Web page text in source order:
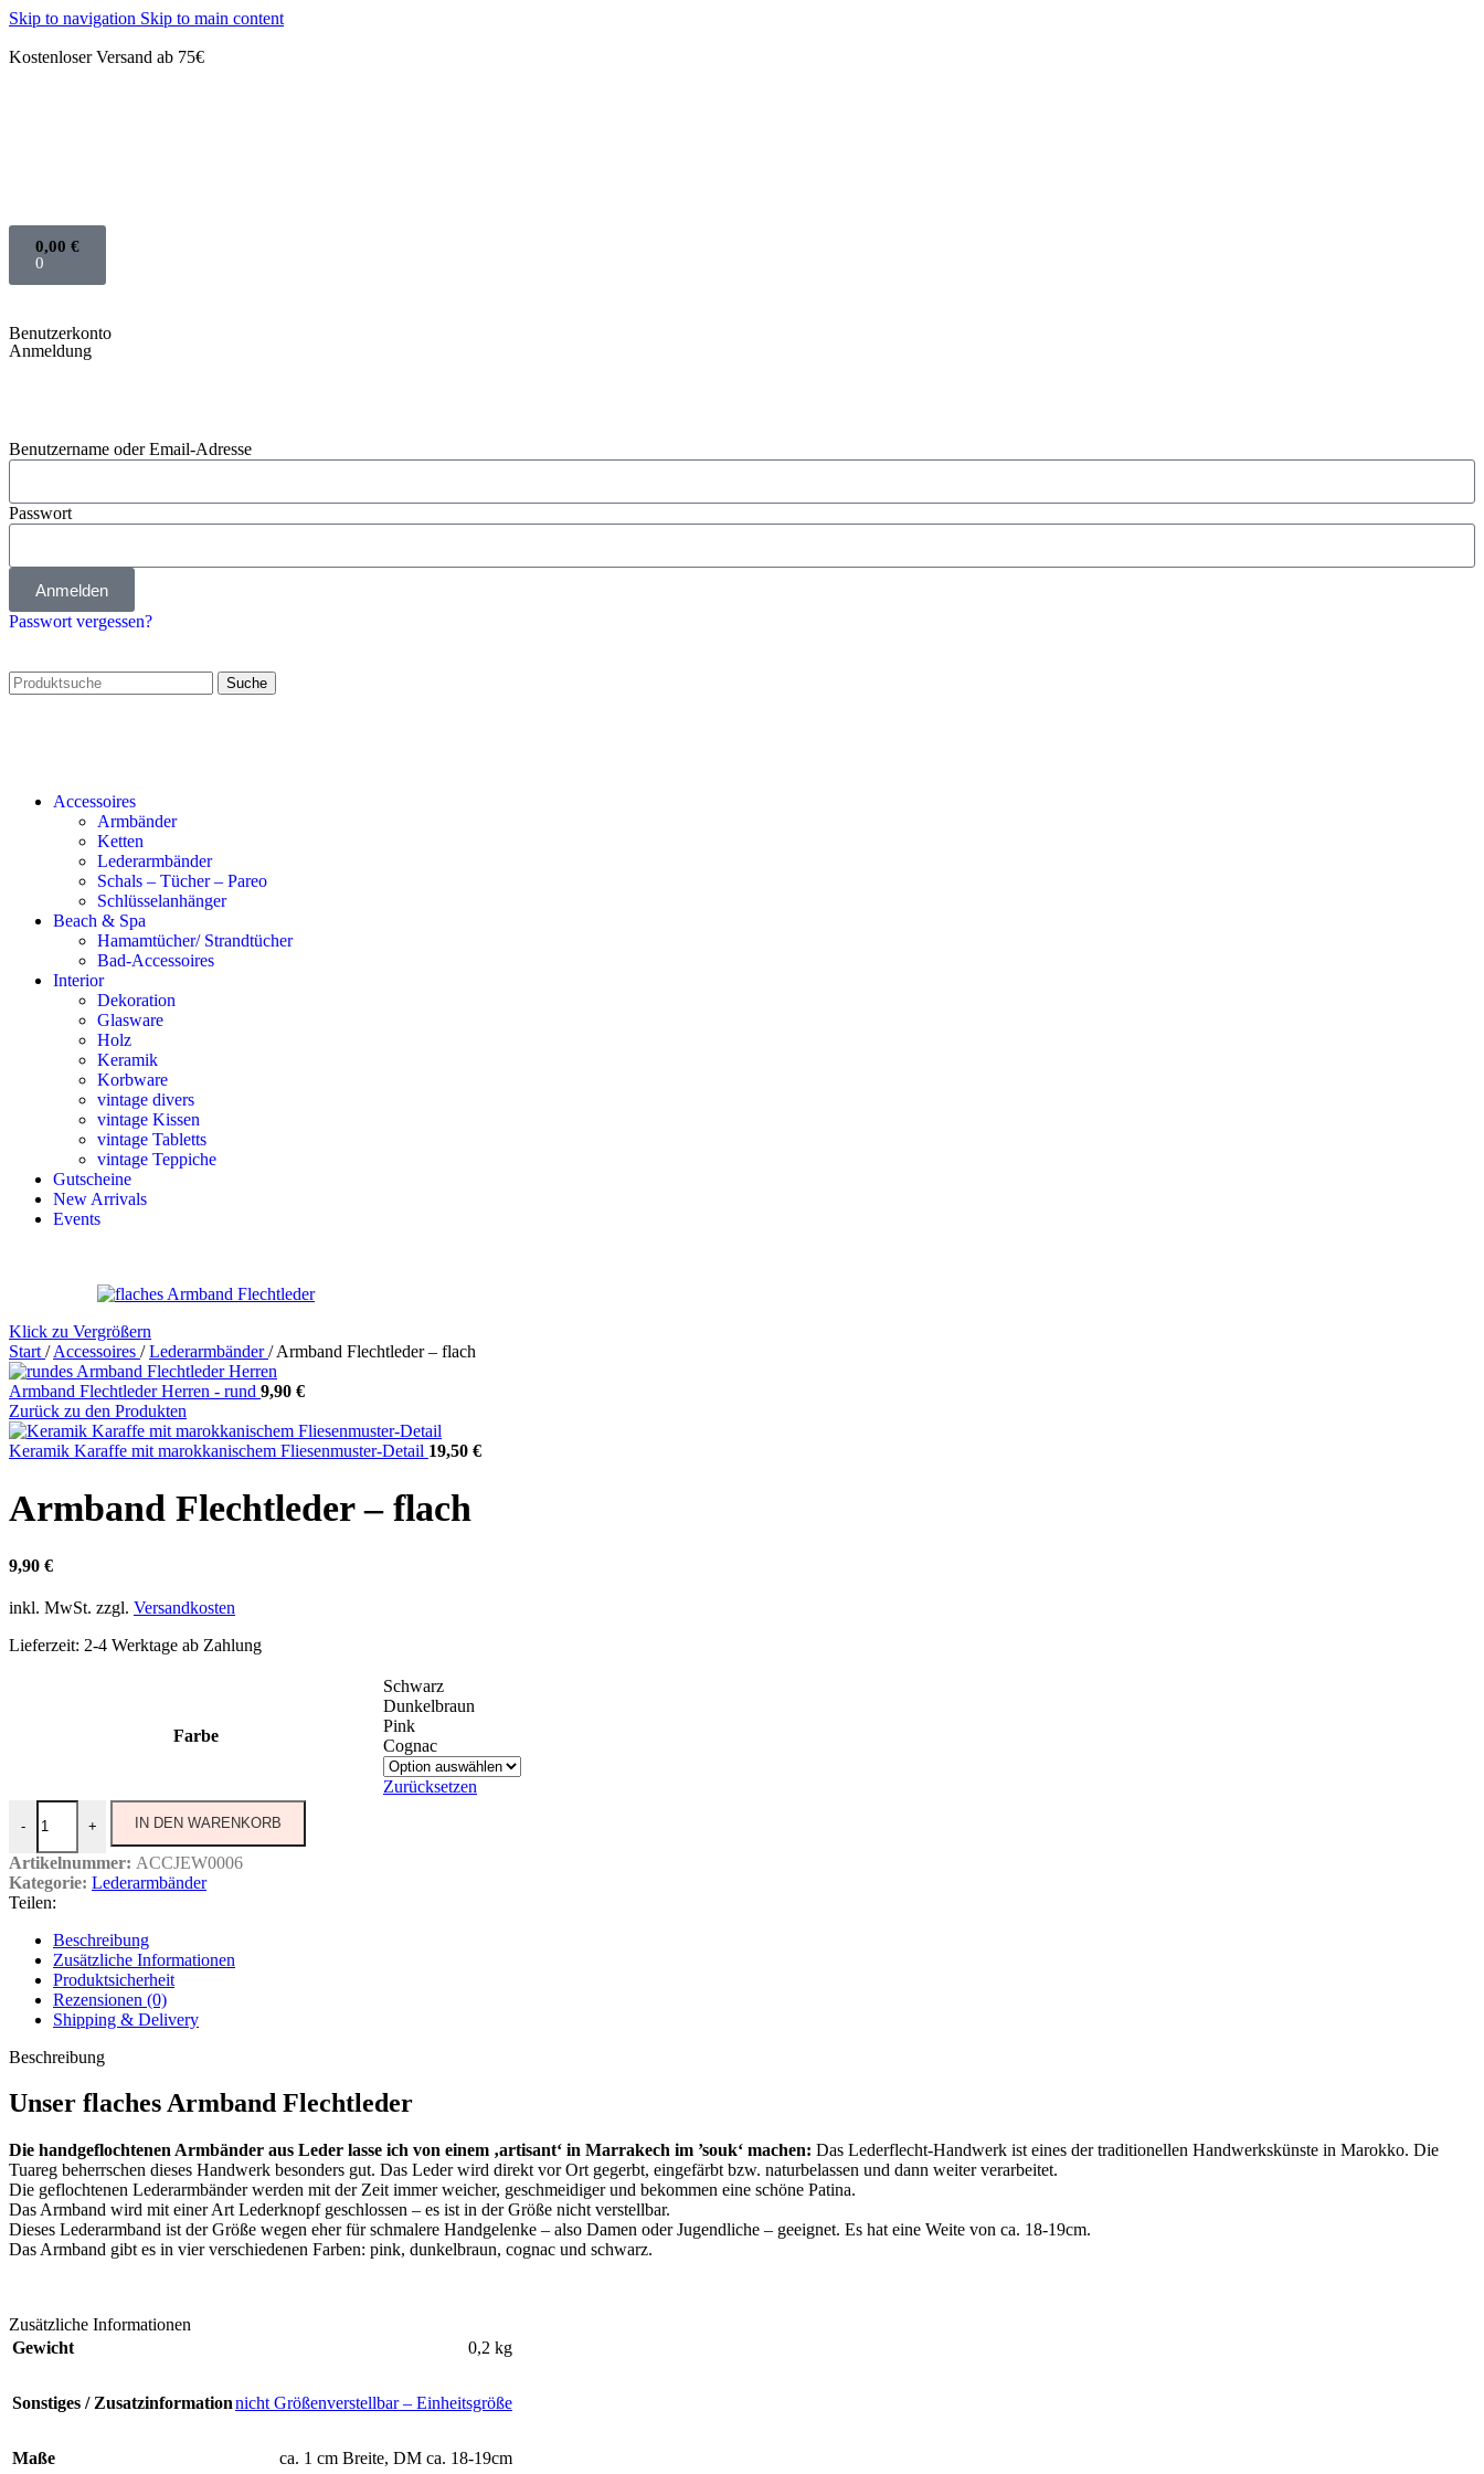
Skip to navigation Skip to main content
Kostenloser Versand ab 75€
0,00 €
0
Benutzerkonto
Anmeldung
Benutzername oder Email-Adresse
Passwort
Anmelden
Passwort vergessen?
Suche
Accessoires
Armbänder
Ketten
Lederarmbänder
Schals – Tücher – Pareo
Schlüsselanhänger
Beach & Spa
Hamamtücher/ Strandtücher
Bad-Accessoires
Interior
Dekoration
Glasware
Holz
Keramik
Korbware
vintage divers
vintage Kissen
vintage Tabletts
vintage Teppiche
Gutscheine
New Arrivals
Events
Klick zu Vergrößern
Start / Accessoires / Lederarmbänder/ Armband Flechtleder – flach
Armband Flechtleder Herren - rund 9,90 €
Zurück zu den Produkten
Keramik Karaffe mit marokkanischem Fliesenmuster-Detail 19,50 €
Armband Flechtleder – flach
9,90 €
inkl. MwSt. zzgl. Versandkosten
Lieferzeit: 2-4 Werktage ab Zahlung
Farbe
Schwarz
Dunkelbraun
Pink
Cognac
Zurücksetzen
- + IN DEN WARENKORB
Artikelnummer: ACCJEW0006
Kategorie: Lederarmbänder
Teilen:
Beschreibung
Zusätzliche Informationen
Produktsicherheit
Rezensionen (0)
Shipping & Delivery
Beschreibung
Unser flaches Armband Flechtleder
Die handgeflochtenen Armbänder aus Leder lasse ich von einem ‚artisant‘ in Marrakech im ’souk‘ machen: Das Lederflecht-Handwerk ist eines der traditionellen Handwerkskünste in Marokko. Die
Tuareg beherrschen dieses Handwerk besonders gut. Das Leder wird direkt vor Ort gegerbt, eingefärbt bzw. naturbelassen und dann weiter verarbeitet.
Die geflochtenen Lederarmbänder werden mit der Zeit immer weicher, geschmeidiger und bekommen eine schöne Patina.
Das Armband wird mit einer Art Lederknopf geschlossen – es ist in der Größe nicht verstellbar.
Dieses Lederarmband ist der Größe wegen eher für schmalere Handgelenke – also Damen oder Jugendliche – geeignet. Es hat eine Weite von ca. 18-19cm.
Das Armband gibt es in vier verschiedenen Farben: pink, dunkelbraun, cognac und schwarz.
Zusätzliche Informationen
Gewicht
0,2 kg
Sonstiges / Zusatzinformationnicht Größenverstellbar – Einheitsgröße
Maße ca. 1 cm Breite, DM ca. 18-19cm